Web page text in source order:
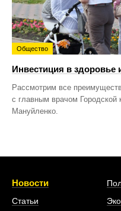
Общество
Инвестиция в здоровье
Рассмотрим все
с главным врачом
Мануйленко.
Новости
Статьи